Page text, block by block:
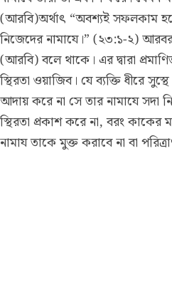
(আরবি)অর্থাৎ “অবশ্যই সফলকাম
নিজেদের নামাযে।” (২৩:১-২)
(আরবি) বলে থাকে। এর দ্বারা
স্থিরতা ওয়াজিব। যে ব্যক্তি ধীরে
আদায় করে না সে তার নামাযে সদা
স্থিরতা প্রকাশ করে না, বরং
নামায তাকে মুক্ত করাবে না বা